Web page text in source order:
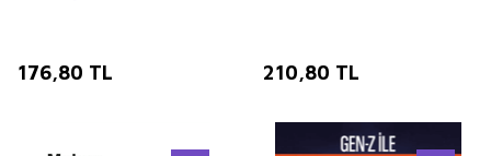
176,80 TL 210,80 TL